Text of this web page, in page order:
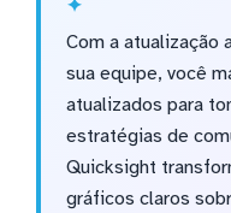
Com a atualização
sua equipe, você
atualizados para
estratégias de
Quicksight
gráficos claros